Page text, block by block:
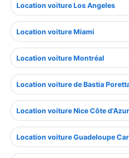
Location voiture Los Angeles
Location voiture Miami
Location voiture Montréal
Location voiture de Bastia
Location voiture Nice Côte d'Azur
Location voiture Guadeloupe